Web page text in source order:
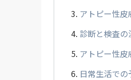
アトピー性
診断と検査の
アトピー性
日常生活で